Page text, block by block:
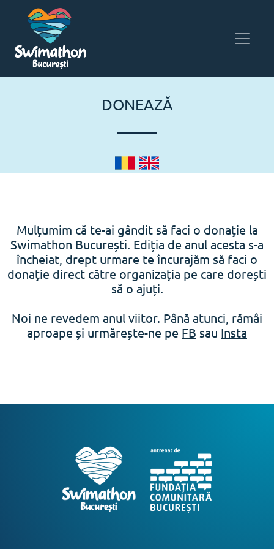
DONEAZĂ
Mulțumim că te-ai gândit să faci o donație la
Swimathon București. Ediția de anul acesta s-a
încheiat, drept urmare te încurajăm să faci o
donație direct către organizația pe care dorești
să o ajuți.
Noi ne revedem anul viitor. Până atunci, rămâi
aproape și urmărește-ne pe FB sau Insta